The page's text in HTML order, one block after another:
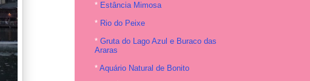
* Estância Mimosa
* Rio do Peixe
* Gruta do Lago Azul e Buraco das
Araras
* Aquário Natural de Bonito